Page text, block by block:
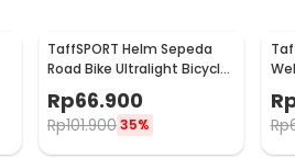
TaffSPORT Helm Sepeda
Road Bike Ultralight Bicycle
Helmet 18 Air Vent - X40
Rp66.900
Rp101.90035% Rp